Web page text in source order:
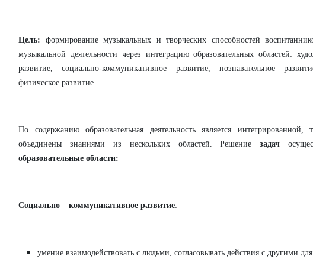
Цель: формирование музыкальных и творческих способностей
музыкальной деятельности через интеграцию образовательных областей:
развитие, социально-коммуникативное развитие, познавательное
физическое развитие.
По содержанию образовательная деятельность является интегрированной,
объединены знаниями из нескольких областей. Решениезадач
образовательные области:
Социально – коммуникативное развитие:
умение взаимодействовать с людьми, согласовывать действия с другими